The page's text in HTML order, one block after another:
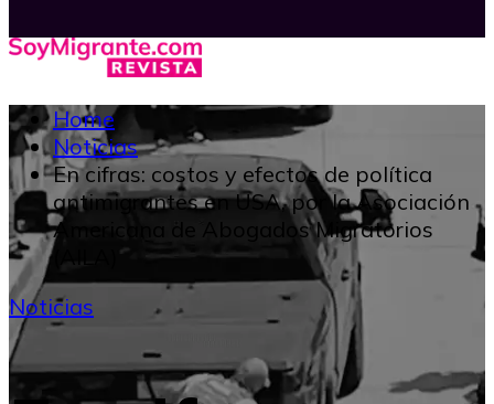
Home
Noticias
En cifras: costos y efectos de política
antimigrantes en USA, por la Asociación
Americana de Abogados Migratorios
(AILA)
Noticias